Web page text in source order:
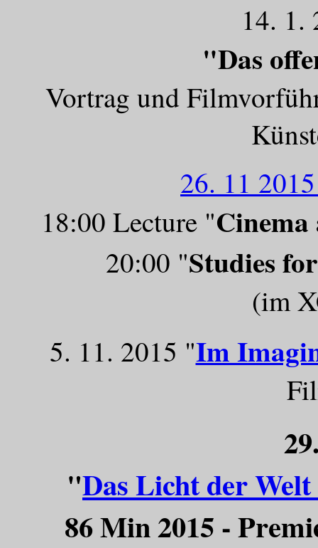
14. 1.
"Das
Vortrag und
26. 11
18:00 Lecture "
20:00 "Studies
(im
5. 11. 2015 "Im
"Das Licht der
86 Min 2015 -